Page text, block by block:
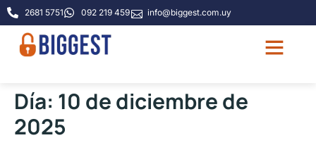
2681 5751 092 219 459 info@biggest.com.uy
Día: 10 de diciembre de
2025